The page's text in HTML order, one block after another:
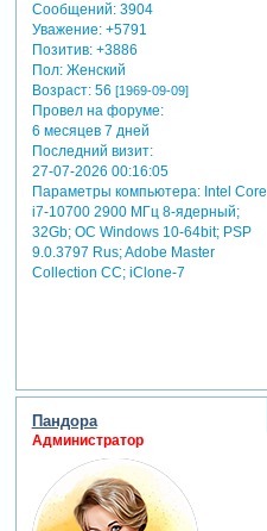
Сообщений:3904
Уважение: +5791
Позитив: +3886
Пол:Женский
Возраст:56 [1969-09-09]
Провел на форуме:
6 месяцев 7 дней
Последний визит:
27-07-2026 00:16:05
Параметры компьютера:Intel Core
i7-10700 2900 МГц 8-ядерный;
32Gb; ОС Windows 10-64bit; PSP
9.0.3797 Rus; Adobe Master
Collection СС; iClone-7
Пандора
Администратор